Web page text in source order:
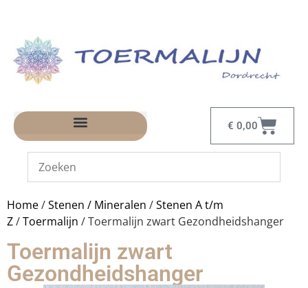
€ 0,00
Home/Stenen / Mineralen /Stenen A t/m
Z/Toermalijn / Toermalijn zwart Gezondheidshanger
Toermalijn zwart
Gezondheidshanger